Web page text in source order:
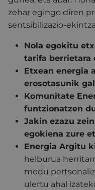
zehar egingo diren
sentsibilizazio-
Nola egokitu
tarifa berrietara
Etxean energia
erosotasunik
Komunitate
funtzionatzen
Jakin ezazu
egokiena zure
Energia Argitu
helburua
modu
ulertu ahal